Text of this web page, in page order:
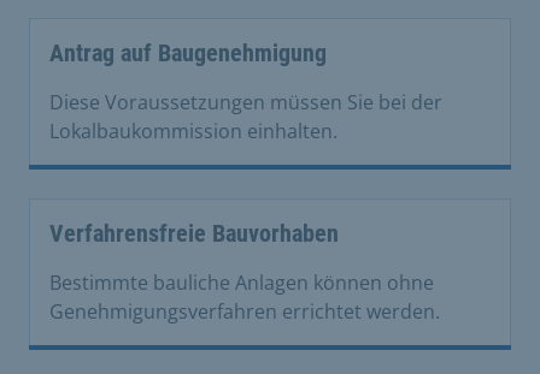
Antrag auf Baugenehmigung
Diese Voraussetzungen müssen Sie bei der
Lokalbaukommission einhalten.
Verfahrensfreie Bauvorhaben
Bestimmte bauliche Anlagen können ohne
Genehmigungsverfahren errichtet werden.